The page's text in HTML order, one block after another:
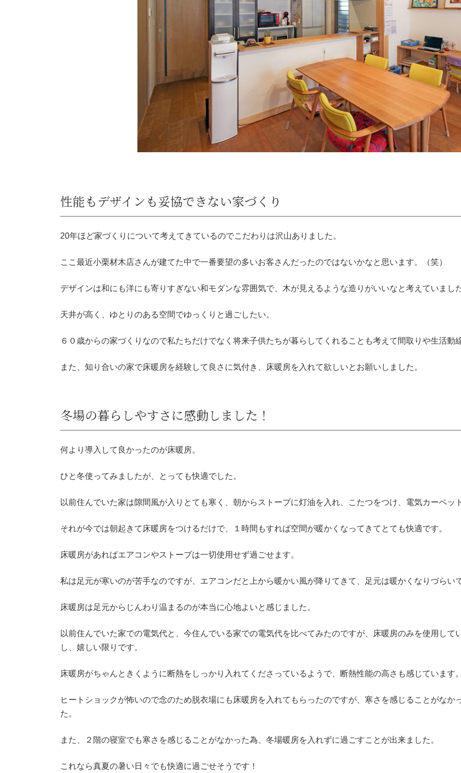
性能もデザインも妥協できない家づくり
20年ほど家づくりについて考えてきているのでこだわりは沢山ありました。
ここ最近小栗材木店さんが建てた中で一番要望の多いお客さんだったのではないかなと思います。（笑）
デザインは和にも洋にも寄りすぎない和モダンな雰囲気で、木が見えるような造りがいいなと考えていまし
天井が高く、ゆとりのある空間でゆっくりと過ごしたい。
６０歳からの家づくりなので私たちだけでなく将来子供たちが暮らしてくれることも考えて間取りや生活動
また、知り合いの家で床暖房を経験して良さに気付き、床暖房を入れて欲しいとお願いしました。
冬場の暮らしやすさに感動しました！
何より導入して良かったのが床暖房。
ひと冬使ってみましたが、とっても快適でした。
以前住んでいた家は隙間風が入りとても寒く、朝からストーブに灯油を入れ、こたつをつけ、電気カーペ
それが今では朝起きて床暖房をつけるだけで、１時間もすれば空間が暖かくなってきてとても快適です。
床暖房があればエアコンやストーブは一切使用せず過ごせます。
私は足元が寒いのが苦手なのですが、エアコンだと上から暖かい風が降りてきて、足元は暖かくなりづらい
床暖房は足元からじんわり温まるのが本当に心地よいと感じました。
以前住んでいた家での電気代と、今住んでいる家での電気代を比べてみたのですが、床暖房のみを使用し
し、嬉しい限りです。
床暖房がちゃんときくように断熱をしっかり入れてくださっているようで、断熱性能の高さも感じています
ヒートショックが怖いので念のため脱衣場にも床暖房を入れてもらったのですが、寒さを感じることがな
た。
また、２階の寝室でも寒さを感じることがなかった為、冬場暖房を入れずに過ごすことが出来ました。
これなら真夏の暑い日々でも快適に過ごせそうです！